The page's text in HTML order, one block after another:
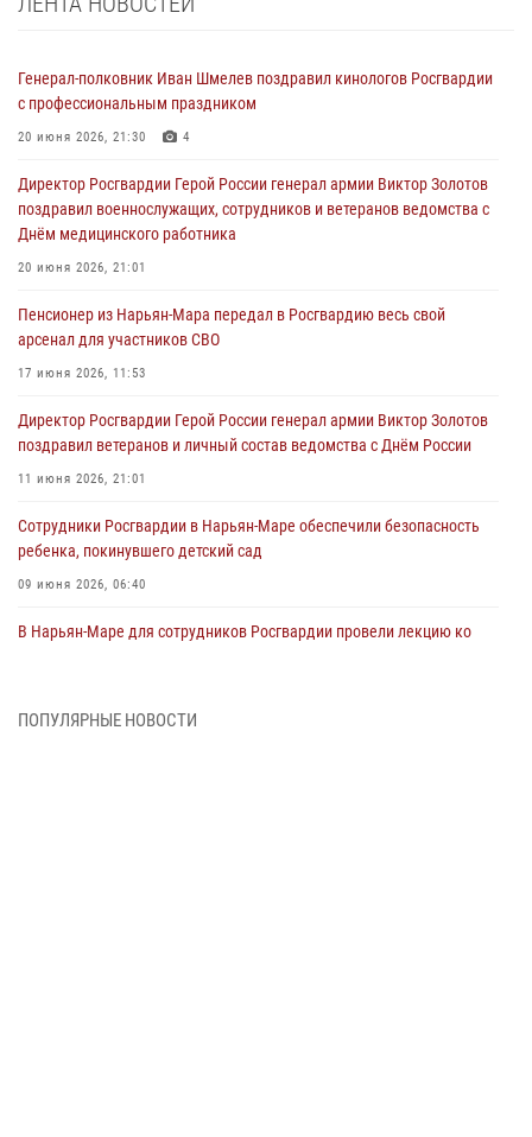
Генерал-полковник Иван Шмелев поздравил кинологов Росгвардии
с профессиональным праздником
20 июня 2026, 21:30 4
Директор Росгвардии Герой России генерал армии Виктор Золотов
поздравил военнослужащих, сотрудников и ветеранов ведомства с
Днём медицинского работника
20 июня 2026, 21:01
Пенсионер из Нарьян-Мара передал в Росгвардию весь свой
арсенал для участников СВО
17 июня 2026, 11:53
Директор Росгвардии Герой России генерал армии Виктор Золотов
поздравил ветеранов и личный состав ведомства с Днём России
11 июня 2026, 21:01
Сотрудники Росгвардии в Нарьян-Маре обеспечили безопасность
ребенка, покинувшего детский сад
09 июня 2026, 06:40
В Нарьян-Маре для сотрудников Росгвардии провели лекцию ко
ПОПУЛЯРНЫЕ НОВОСТИ